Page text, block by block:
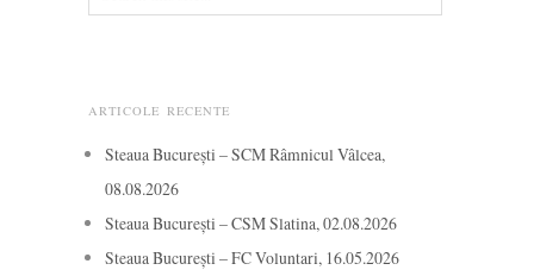
ARTICOLE RECENTE
Steaua București – SCM Râmnicul Vâlcea,
08.08.2026
Steaua București – CSM Slatina, 02.08.2026
Steaua București – FC Voluntari, 16.05.2026